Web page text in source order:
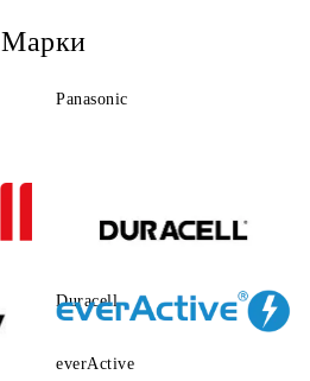
Марки
Panasonic
Duracell
everActive